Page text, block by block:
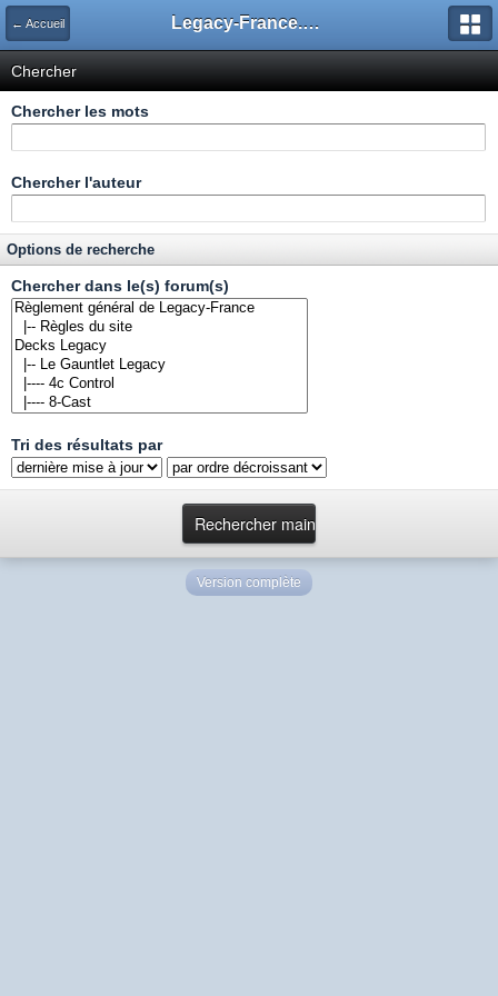
← Accueil Legacy-France.org - Forum
Chercher
Chercher les mots
Chercher l'auteur
Options de recherche
Chercher dans le(s) forum(s)
Tri des résultats par
Version complète